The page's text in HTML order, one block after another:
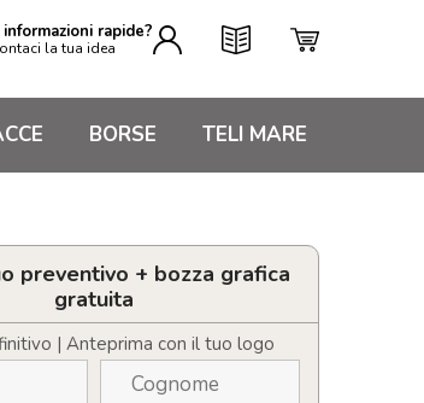
rapide?
la tua idea
BORSE TELI MARE
preventivo + bozza grafica
gratuita
| Anteprima con il tuo logo